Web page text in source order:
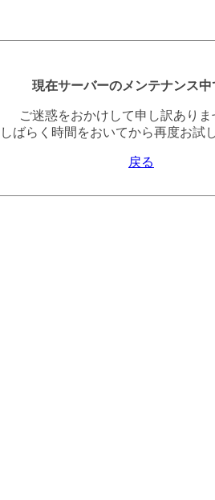
現在サーバーのメンテナンス中
ご迷惑をおかけして申し訳ありま
しばらく時間をおいてから再度お試
戻る